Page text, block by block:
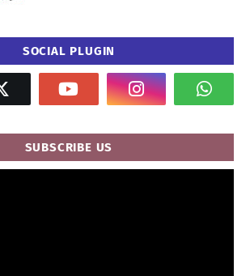
SOCIAL PLUGIN
SUBSCRIBE US